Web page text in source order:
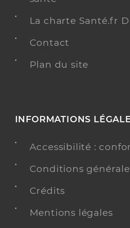
La charte Santé.fr
Contact
Plan du site
INFORMATIONS
Accessibilité :
Conditions
Crédits
Mentions légales